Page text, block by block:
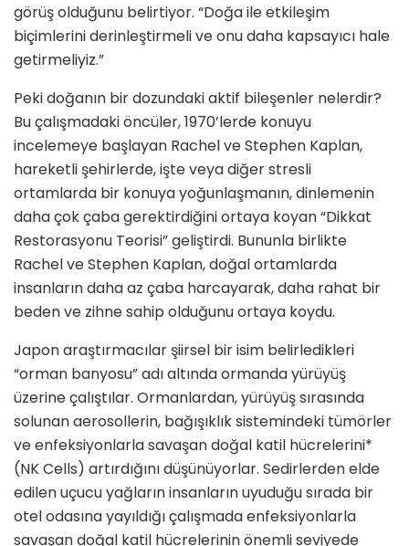
görüş olduğunu belirtiyor. “Doğa ile etkileşim
biçimlerini derinleştirmeli ve onu daha kapsayıcı hale
getirmeliyiz.”
Peki doğanın bir dozundaki aktif bileşenler nelerdir?
Bu çalışmadaki öncüler, 1970’lerde konuyu
incelemeye başlayan Rachel ve Stephen Kaplan,
hareketli şehirlerde, işte veya diğer stresli
ortamlarda bir konuya yoğunlaşmanın, dinlemenin
daha çok çaba gerektirdiğini ortaya koyan “Dikkat
Restorasyonu Teorisi” geliştirdi. Bununla birlikte
Rachel ve Stephen Kaplan, doğal ortamlarda
insanların daha az çaba harcayarak, daha rahat bir
beden ve zihne sahip olduğunu ortaya koydu.
Japon araştırmacılar şiirsel bir isim belirledikleri
“orman banyosu” adı altında ormanda yürüyüş
üzerine çalıştılar. Ormanlardan, yürüyüş sırasında
solunan aerosollerin, bağışıklık sistemindeki tümörler
ve enfeksiyonlarla savaşan doğal katil hücrelerini*
(NK Cells) artırdığını düşünüyorlar. Sedirlerden elde
edilen uçucu yağların insanların uyuduğu sırada bir
otel odasına yayıldığı çalışmada enfeksiyonlarla
savaşan doğal katil hücrelerinin önemli seviyede